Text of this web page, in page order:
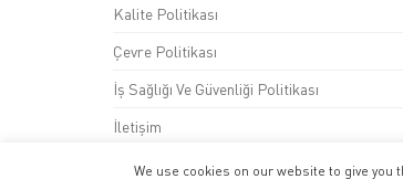
Kalite Politikası
Çevre Politikası
İş Sağlığı Ve Güvenliği Politikası
İletişim
We use cookies on our website to give you